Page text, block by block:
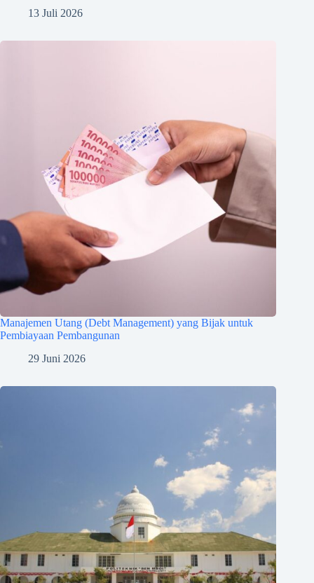
13 Juli 2026
Manajemen Utang (Debt Management) yang Bijak untuk
Pembiayaan Pembangunan
29 Juni 2026